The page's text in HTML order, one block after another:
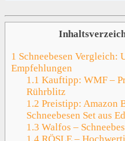
1 Schneebesen Vergleich:
Empfehlungen
1.1 Kauftipp: WMF –
Rührblitz
1.2 Preistipp: Amazon
Schneebesen Set aus
1.3 Walfos –
1.4RÖSLE –